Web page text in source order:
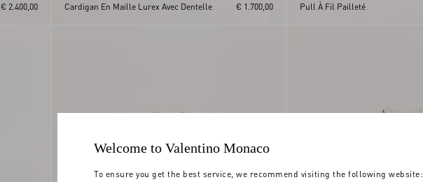
€ 2.400,00 Cardigan En Maille Lurex Avec Dentelle € 1.700,00 Pull À Fil Pailleté
Welcome to Valentino Monaco
To ensure you get the best service, we recommend visiting the following website: